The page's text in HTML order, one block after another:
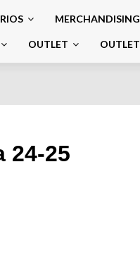
MERCHANDISING
OUTLET OUTLET
24-25